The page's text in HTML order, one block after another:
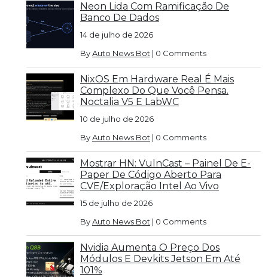
Neon Lida Com Ramificação De
Banco De Dados
14 de julho de 2026
ByAuto News Bot | 0 Comments
NixOS Em Hardware Real É Mais
Complexo Do Que Você Pensa.
Noctalia V5 E LabWC
10 de julho de 2026
ByAuto News Bot | 0 Comments
Mostrar HN: VulnCast – Painel De E-
Paper De Código Aberto Para
CVE/exploração Intel Ao Vivo
15 de julho de 2026
ByAuto News Bot | 0 Comments
Nvidia Aumenta O Preço Dos
Módulos E Devkits Jetson Em Até
101%